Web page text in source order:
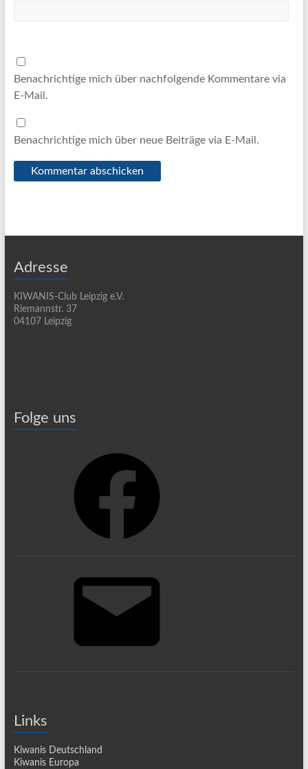
Benachrichtige mich über nachfolgende Kommentare via
E-Mail.
Benachrichtige mich über neue Beiträge via E-Mail.
Adresse
KIWANIS-Club Leipzig e.V.
Riemannstr. 37
04107 Leipzig
Folge uns
Links
Kiwanis Deutschland
Kiwanis Europa